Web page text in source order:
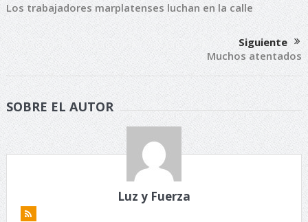
Los trabajadores marplatenses luchan en la calle
Siguiente
Muchos atentados
SOBRE EL AUTOR
Luz y Fuerza